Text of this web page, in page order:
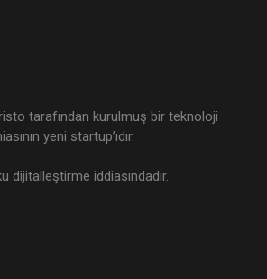
tarafından kurulmuş bir teknoloji
yeni startup’ıdır.
dijitalleştirme iddiasındadır.